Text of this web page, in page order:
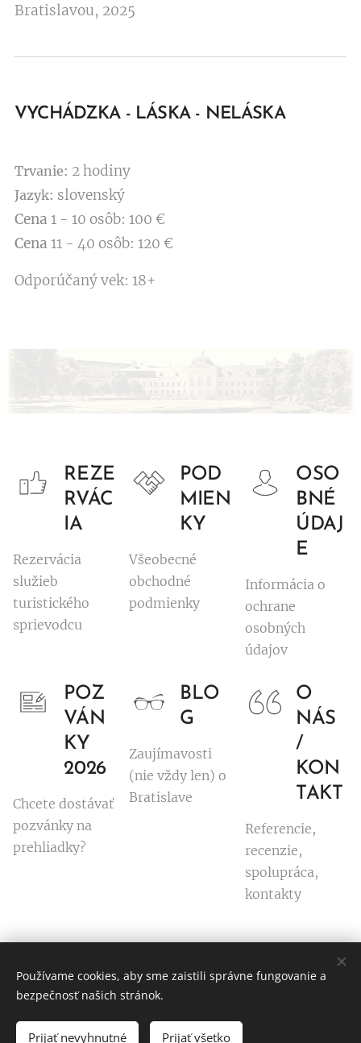
Bratislavou, 2025
VYCHÁDZKA - LÁSKA - NELÁSKA
Trvanie: 2 hodiny
Jazyk: slovenský
Cena 1 - 10 osôb: 100 €
Cena 11 - 40 osôb: 120 €
Odporúčaný vek: 18+
REZE
RVÁC
IA
Rezervácia
služieb
turistického
sprievodcu
POD
MIEN
KY
Všeobecné
obchodné
podmienky
OSO
BNÉ
ÚDAJ
E
Informácia o
ochrane
osobných
údajov
POZ
VÁN
KY
2026
Chcete dostávať
pozvánky na
prehliadky?
BLO
G
Zaujímavosti
(nie vždy len) o
Bratislave
O
NÁS
/
KON
TAKT
Referencie,
recenzie,
spolupráca,
kontakty
© Ľubomíra Černáková
Vytvorené službouWebnode
Používame cookies, aby sme zaistili správne fungovanie a
bezpečnosť našich stránok.
Prijať nevyhnutné Prijať všetko